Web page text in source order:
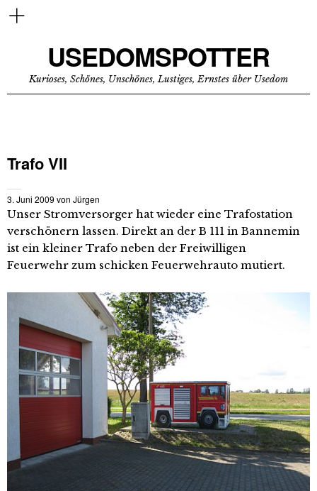
USEDOMSPOTTER
Kurioses, Schönes, Unschönes, Lustiges, Ernstes über Usedom
Trafo VII
3. Juni 2009 von Jürgen
Unser Stromversorger hat wieder eine Trafostation
verschönern lassen. Direkt an der B 111 in Bannemin
ist ein kleiner Trafo neben der Freiwilligen
Feuerwehr zum schicken Feuerwehrauto mutiert.